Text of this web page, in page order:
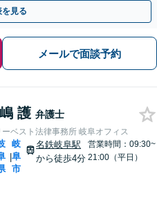
見る
メールで面談予約
護 弁護士
ーベスト法律事務所 岐阜オフィス
|
岐
阜
市
名鉄岐阜駅
から徒歩4分
営業時間：09:30~
21:00（平日）